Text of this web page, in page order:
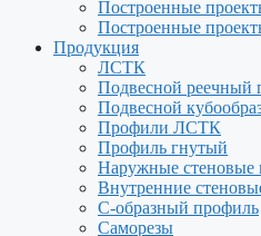
Построенные
Построенные
Продукция
ЛСТК
Подвесной реечный
Подвесной
Профили ЛСТК
Профиль гнутый
Наружные
Внутренние
С-образный профиль
Саморезы